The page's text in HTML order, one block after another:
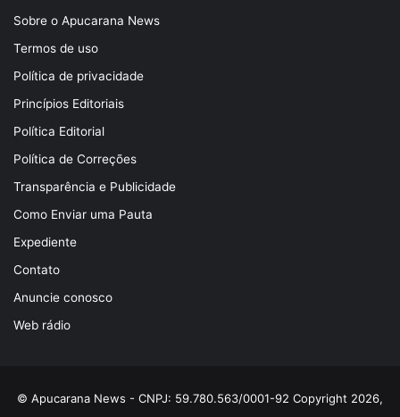
Sobre o Apucarana News
Termos de uso
Política de privacidade
Princípios Editoriais
Política Editorial
Política de Correções
Transparência e Publicidade
Como Enviar uma Pauta
Expediente
Contato
Anuncie conosco
Web rádio
© Apucarana News - CNPJ: 59.780.563/0001-92 Copyright 2026,